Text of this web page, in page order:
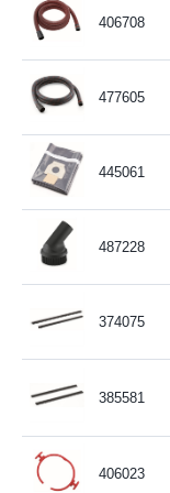
406708
477605
445061
487228
374075
385581
406023